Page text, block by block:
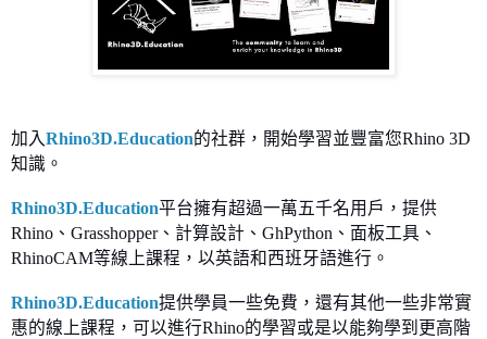
加入Rhino3D.Education的社群，開始學習並豐富您Rhino 3D
知識。
Rhino3D.Education平台擁有超過一萬五千名用戶，提供
Rhino、Grasshopper、計算設計、GhPython、面板工具、
RhinoCAM等線上課程，以英語和西班牙語進行。
Rhino3D.Education提供學員一些免費，還有其他一些非常實
惠的線上課程，可以進行Rhino的學習或是以能夠學到更高階